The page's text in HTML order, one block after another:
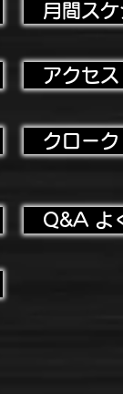
月間ス
アクセ
クローク
Q&A よ